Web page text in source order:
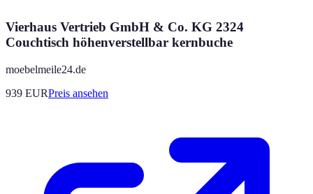
Vierhaus Vertrieb GmbH & Co. KG 2324
Couchtisch höhenverstellbar kernbuche
moebelmeile24.de
939 EURPreis ansehen